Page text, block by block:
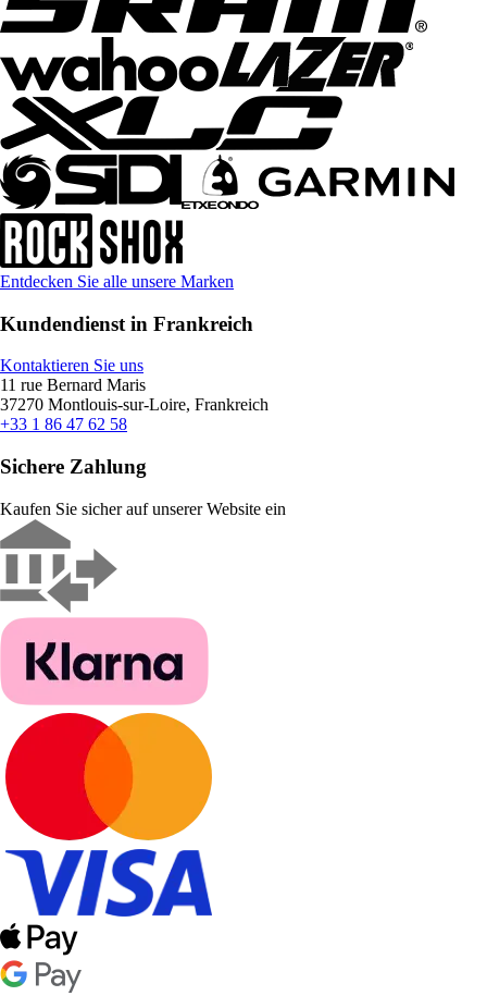
Entdecken Sie alle unsere Marken
Kundendienst in Frankreich
Kontaktieren Sie uns
11 rue Bernard Maris
37270 Montlouis-sur-Loire, Frankreich
+33 1 86 47 62 58
Sichere Zahlung
Kaufen Sie sicher auf unserer Website ein